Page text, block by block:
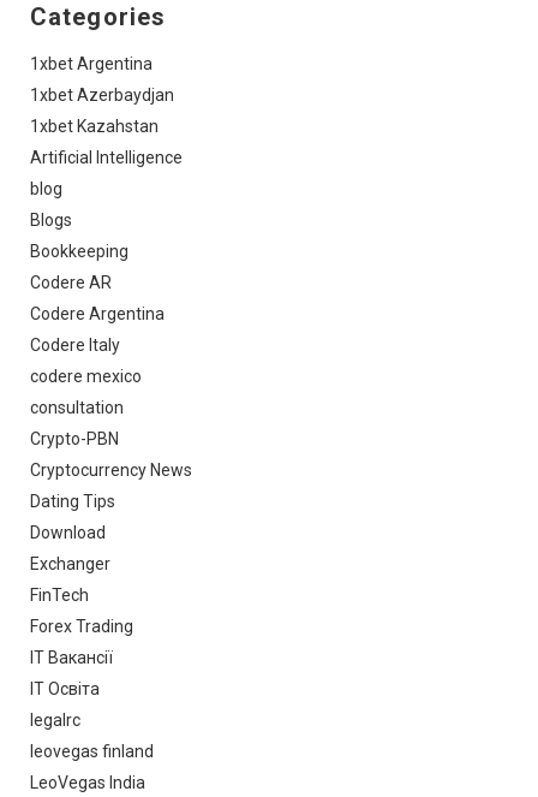
Categories
1xbet Argentina
1xbet Azerbaydjan
1xbet Kazahstan
Artificial Intelligence
blog
Blogs
Bookkeeping
Codere AR
Codere Argentina
Codere Italy
codere mexico
consultation
Crypto-PBN
Cryptocurrency News
Dating Tips
Download
Exchanger
FinTech
Forex Trading
IT Вакансії
IT Освіта
legalrc
leovegas finland
LeoVegas India